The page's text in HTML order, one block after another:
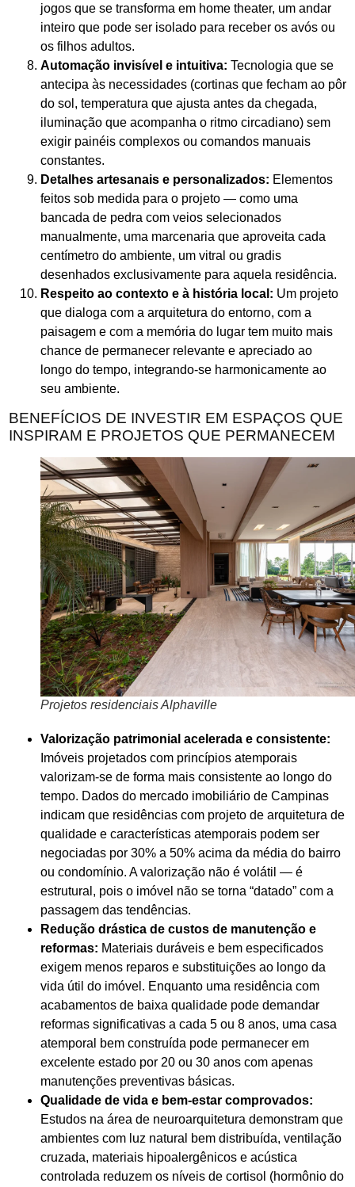
jogos que se transforma em home theater, um andar
inteiro que pode ser isolado para receber os avós ou
os filhos adultos.
Automação invisível e intuitiva: Tecnologia que se
antecipa às necessidades (cortinas que fecham ao pôr
do sol, temperatura que ajusta antes da chegada,
iluminação que acompanha o ritmo circadiano) sem
exigir painéis complexos ou comandos manuais
constantes.
Detalhes artesanais e personalizados: Elementos
feitos sob medida para o projeto — como uma
bancada de pedra com veios selecionados
manualmente, uma marcenaria que aproveita cada
centímetro do ambiente, um vitral ou gradis
desenhados exclusivamente para aquela residência.
Respeito ao contexto e à história local: Um projeto
que dialoga com a arquitetura do entorno, com a
paisagem e com a memória do lugar tem muito mais
chance de permanecer relevante e apreciado ao
longo do tempo, integrando-se harmonicamente ao
seu ambiente.
BENEFÍCIOS DE INVESTIR EM ESPAÇOS QUE
INSPIRAM E PROJETOS QUE PERMANECEM
Projetos residenciais Alphaville
Valorização patrimonial acelerada e consistente:
Imóveis projetados com princípios atemporais
valorizam-se de forma mais consistente ao longo do
tempo. Dados do mercado imobiliário de Campinas
indicam que residências com projeto de arquitetura de
qualidade e características atemporais podem ser
negociadas por 30% a 50% acima da média do bairro
ou condomínio. A valorização não é volátil — é
estrutural, pois o imóvel não se torna “datado” com a
passagem das tendências.
Redução drástica de custos de manutenção e
reformas: Materiais duráveis e bem especificados
exigem menos reparos e substituições ao longo da
vida útil do imóvel. Enquanto uma residência com
acabamentos de baixa qualidade pode demandar
reformas significativas a cada 5 ou 8 anos, uma casa
atemporal bem construída pode permanecer em
excelente estado por 20 ou 30 anos com apenas
manutenções preventivas básicas.
Qualidade de vida e bem-estar comprovados:
Estudos na área de neuroarquitetura demonstram que
ambientes com luz natural bem distribuída, ventilação
cruzada, materiais hipoalergênicos e acústica
controlada reduzem os níveis de cortisol (hormônio do